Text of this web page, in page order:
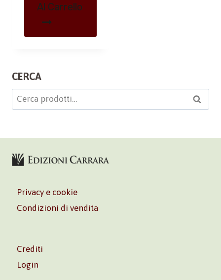
Al Carrello
CERCA
Cerca: Cerca
Privacy e cookie
Condizioni di vendita
Crediti
Login